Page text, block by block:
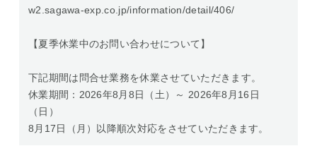
w2.sagawa-exp.co.jp/information/detail/406/
【夏季休業中のお問い合わせについて】
下記期間は問合せ業務を休業させていただきます。
休業期間：2026年8月8日（土）～ 2026年8月16日
（日）
8月17日（月）以降順次対応をさせていただきます。